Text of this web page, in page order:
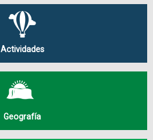
Actividades
Geografía